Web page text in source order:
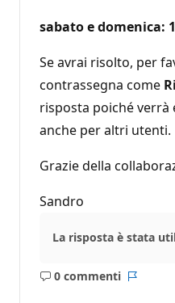
sabato e domenica:
Se avrai risolto, per
contrassegna come
risposta poiché verrà
anche per altri utenti.
Grazie della
Sandro
La risposta è stata
0 commenti
Nessun